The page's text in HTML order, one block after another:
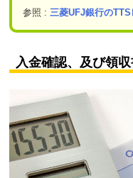
参照 : 三菱UFJ銀行のTTS
入金確認、及び領